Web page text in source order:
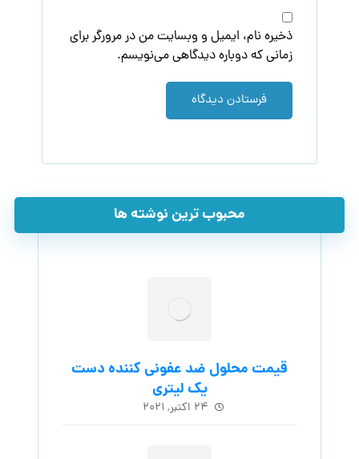
ذخیره نام، ایمیل و وبسایت من در مرورگر برای
زمانی که دوباره دیدگاهی می‌نویسم.
فرستادن دیدگاه
محبوب ترین نوشته ها
قیمت محلول ضد عفونی کننده دست
یک لیتری
۲۴ اکتبر, ۲۰۲۱